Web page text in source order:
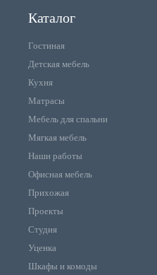
Каталог
Гостиная
Детская мебель
Кухня
Матрасы
Мебель для спальни
Мягкая мебель
Наши работы
Офисная мебель
Прихожая
Проекты
Студия
Уценка
Шкафы и комоды